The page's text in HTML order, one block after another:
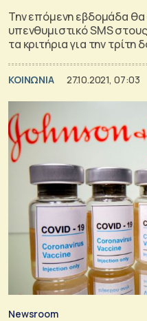
Την επόμενη εβδομάδα θα
υπενθυμιστικό SMS
τα κριτήρια για την τρίτη
ΚΟΙΝΩΝΙΑ 27.10.2021, 07:03
Newsroom